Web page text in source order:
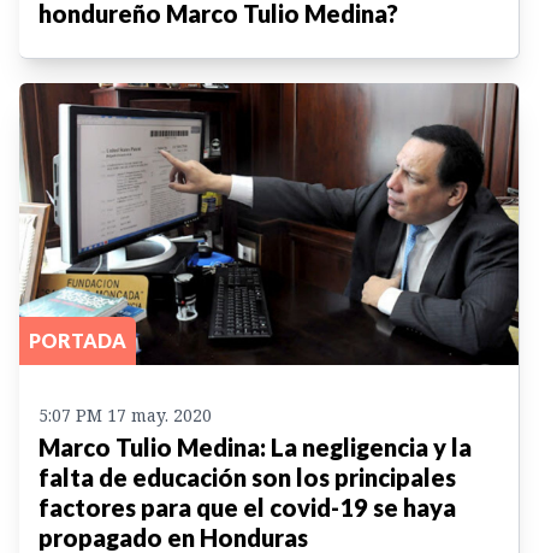
hondureño Marco Tulio Medina?
PORTADA
5:07 PM 17 may. 2020
Marco Tulio Medina: La negligencia y la
falta de educación son los principales
factores para que el covid-19 se haya
propagado en Honduras